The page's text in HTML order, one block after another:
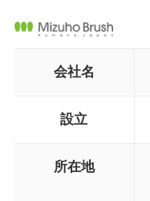
会社名
設立
所在地